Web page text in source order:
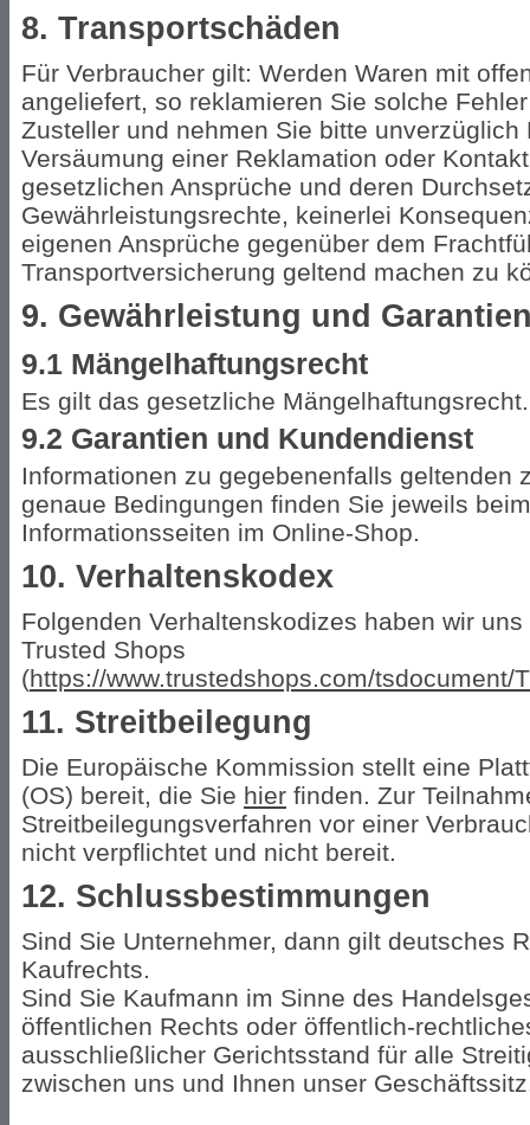
8. Transportschäden
Für Verbraucher gilt: Werden Waren mit
angeliefert, so reklamieren Sie solche
Zusteller und nehmen Sie bitte unverzüglich
Versäumung einer Reklamation oder
gesetzlichen Ansprüche und deren
Gewährleistungsrechte, keinerlei
eigenen Ansprüche gegenüber dem
Transportversicherung geltend machen zu
9. Gewährleistung und
9.1 Mängelhaftungsrecht
Es gilt das gesetzliche Mängelhaftungsrecht.
9.2 Garantien und Kundendienst
Informationen zu gegebenenfalls geltenden
genaue Bedingungen finden Sie jeweils
Informationsseiten im Online-Shop.
10. Verhaltenskodex
Folgenden Verhaltenskodizes haben wir
Trusted Shops
(https://www.trustedshops.com/tsdocument/
11. Streitbeilegung
Die Europäische Kommission stellt eine
(OS) bereit, die Sie hier finden. Zur
Streitbeilegungsverfahren vor einer
nicht verpflichtet und nicht bereit.
12. Schlussbestimmungen
Sind Sie Unternehmer, dann gilt deutsches
Kaufrechts.
Sind Sie Kaufmann im Sinne des
öffentlichen Rechts oder öffentlich-
ausschließlicher Gerichtsstand für alle
zwischen uns und Ihnen unser